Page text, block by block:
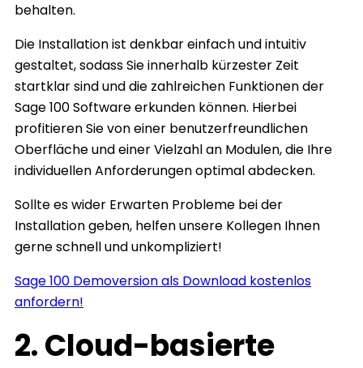
behalten.
Die Installation ist denkbar einfach und intuitiv
gestaltet, sodass Sie innerhalb kürzester Zeit
startklar sind und die zahlreichen Funktionen der
Sage 100 Software erkunden können. Hierbei
profitieren Sie von einer benutzerfreundlichen
Oberfläche und einer Vielzahl an Modulen, die Ihre
individuellen Anforderungen optimal abdecken.
Sollte es wider Erwarten Probleme bei der
Installation geben, helfen unsere Kollegen Ihnen
gerne schnell und unkompliziert!
Sage 100 Demoversion als Download kostenlos
anfordern!
2. Cloud-basierte